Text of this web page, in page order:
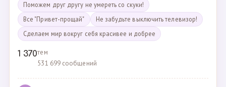
Поможем друг другу не умереть со скуки!
Все "Привет-прощай"
Не забудьте выключить телевизор!
Сделаем мир вокруг себя красивее и добрее
1 370тем
531 699 сообщений